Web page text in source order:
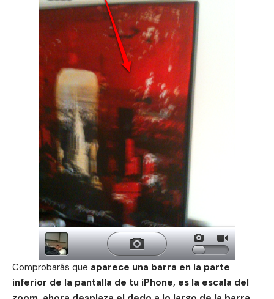
Comprobarás que aparece una barra en la parte
inferior de la pantalla de tu iPhone, es la escala del